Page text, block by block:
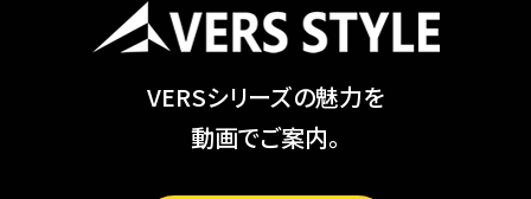
VERSシリーズの魅力を
動画でご案内。